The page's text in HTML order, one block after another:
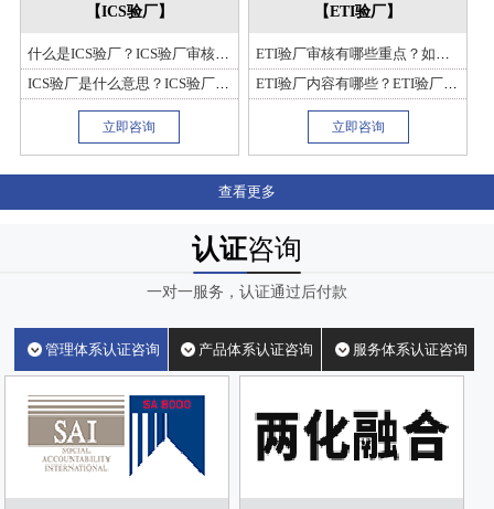
【ICS验厂】
什么是ICS验厂？ICS验厂审核内容及ICS验厂工时审核标准
ICS验厂是什么意思？ICS验厂目标规范、ICS验厂结构及检查程序
立即咨询
【ETI验厂】
立即咨询
查看更多
认证咨询
一对一服务，认证通过后付款
管理体系认证咨询 产品体系认证咨询 服务体系认证咨询